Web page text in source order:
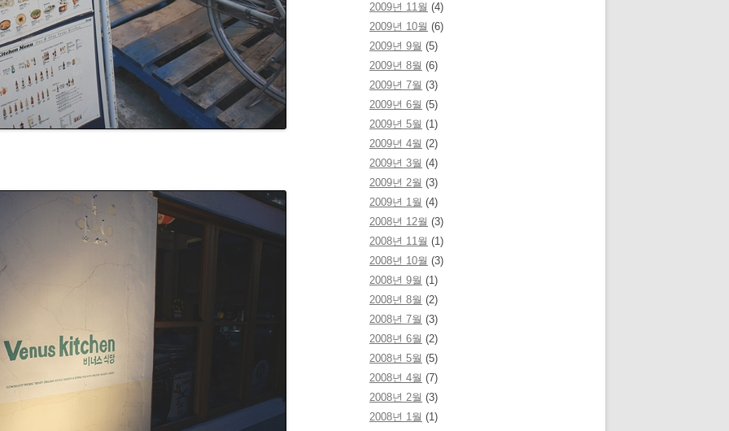
2009년 11월 (4)
2009년 10월 (6)
2009년 9월 (5)
2009년 8월 (6)
2009년 7월 (3)
2009년 6월 (5)
2009년 5월 (1)
2009년 4월 (2)
2009년 3월 (4)
2009년 2월 (3)
2009년 1월 (4)
2008년 12월 (3)
2008년 11월 (1)
2008년 10월 (3)
2008년 9월 (1)
2008년 8월 (2)
2008년 7월 (3)
2008년 6월 (2)
2008년 5월 (5)
2008년 4월 (7)
2008년 2월 (3)
2008년 1월 (1)